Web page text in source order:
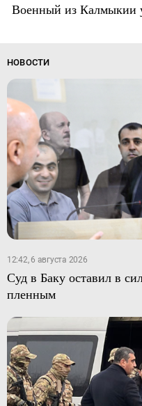
Военный из Калмыкии
НОВОСТИ
12:42, 6 августа 2026
Суд в Баку оставил в
пленным